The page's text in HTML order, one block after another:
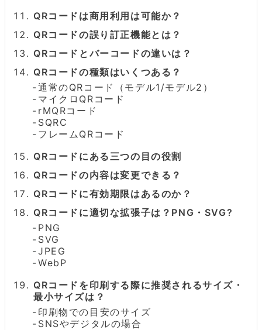
QRコードは商用利用は可能か？
QRコードの誤り訂正機能とは？
QRコードとバーコードの違いは？
QRコードの種類はいくつある？
通常のQRコード（モデル1/モデル2）
マイクロQRコード
rMQRコード
SQRC
フレームQRコード
QRコードにある三つの目の役割
QRコードの内容は変更できる？
QRコードに有効期限はあるのか？
QRコードに適切な拡張子は？PNG・SVG?
PNG
SVG
JPEG
WebP
QRコードを印刷する際に推奨されるサイズ・
最小サイズは？
印刷物での目安のサイズ
SNSやデジタルの場合